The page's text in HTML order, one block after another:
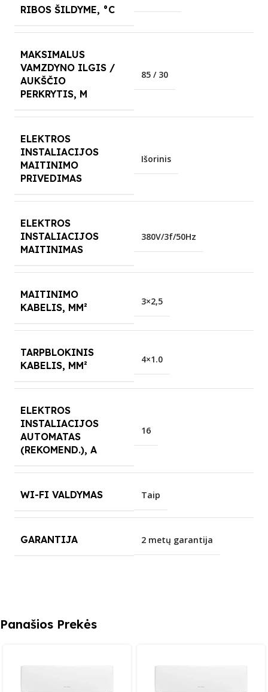
RIBOS ŠILDYME, °C
MAKSIMALUS
VAMZDYNO ILGIS /
AUKŠČIO
PERKRYTIS, M
85 / 30
ELEKTROS
INSTALIACIJOS
MAITINIMO
PRIVEDIMAS
Išorinis
ELEKTROS
INSTALIACIJOS
MAITINIMAS
380V/3f/50Hz
MAITINIMO
KABELIS, MM²
3×2,5
TARPBLOKINIS
KABELIS, MM²
4×1.0
ELEKTROS
INSTALIACIJOS
AUTOMATAS
(REKOMEND.), A
16
WI-FI VALDYMAS Taip
GARANTIJA 2 metų garantija
Panašios Prekės